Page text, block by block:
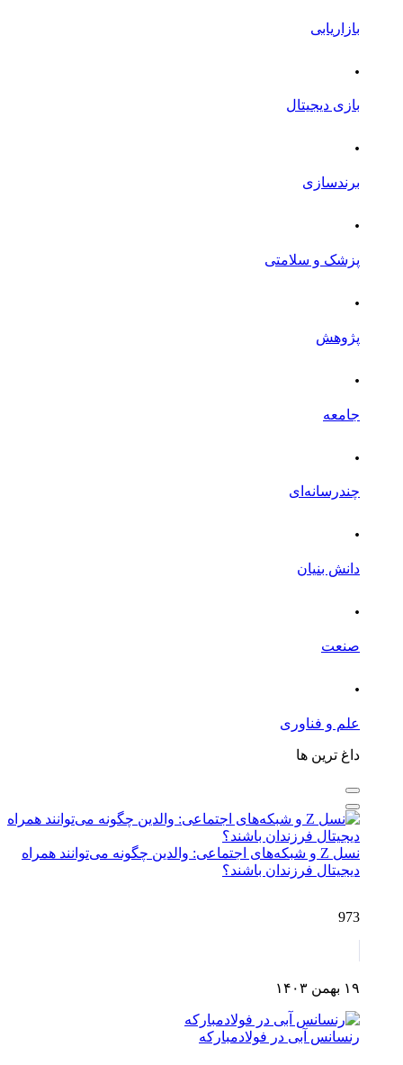
بازاریابی
.
بازی دیجیتال
.
برندسازی
.
پزشک و سلامتی
.
پژوهش
.
جامعه
.
چندرسانه‌ای
.
دانش بنیان
.
صنعت
.
علم و فناوری
داغ ترین ها
نسل Z و شبکه‌های اجتماعی: والدین چگونه می‌توانند همراه
دیجیتال فرزندان باشند؟
973
۱۹ بهمن ۱۴۰۳
رنسانس آبی در فولادمبارکه